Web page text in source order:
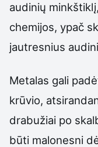
audinių
chemijos, ypač
jautresnius
Metalas gali
krūvio,
drabužiai po
būti malonesni